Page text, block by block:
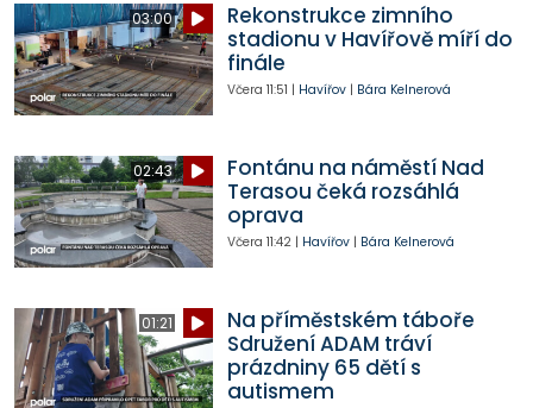
03:00
Rekonstrukce zimního
stadionu v Havířově míří do
finále
Včera 11:51 | Havířov| Bára Kelnerová
02:43
Fontánu na náměstí Nad
Terasou čeká rozsáhlá
oprava
Včera 11:42| Havířov| Bára Kelnerová
01:21
Na příměstském táboře
Sdružení ADAM tráví
prázdniny 65 dětí s
autismem